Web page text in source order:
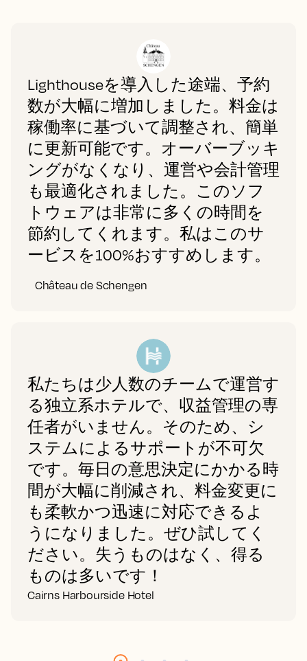
Lighthouseを導入した途端、予約
数が大幅に増加しました。料金は
稼働率に基づいて調整され、簡単
に更新可能です。オーバーブッキ
ングがなくなり、運営や会計管理
も最適化されました。このソフ
トウェアは非常に多くの時間を
節約してくれます。私はこのサ
ービスを100%おすすめします。
Château de Schengen
私たちは少人数のチームで運営す
る独立系ホテルで、収益管理の専
任者がいません。そのため、シ
ステムによるサポートが不可欠
です。毎日の意思決定にかかる時
間が大幅に削減され、料金変更に
も柔軟かつ迅速に対応できるよ
うになりました。ぜひ試してく
ださい。失うものはなく、得る
ものは多いです！
Cairns Harbourside Hotel